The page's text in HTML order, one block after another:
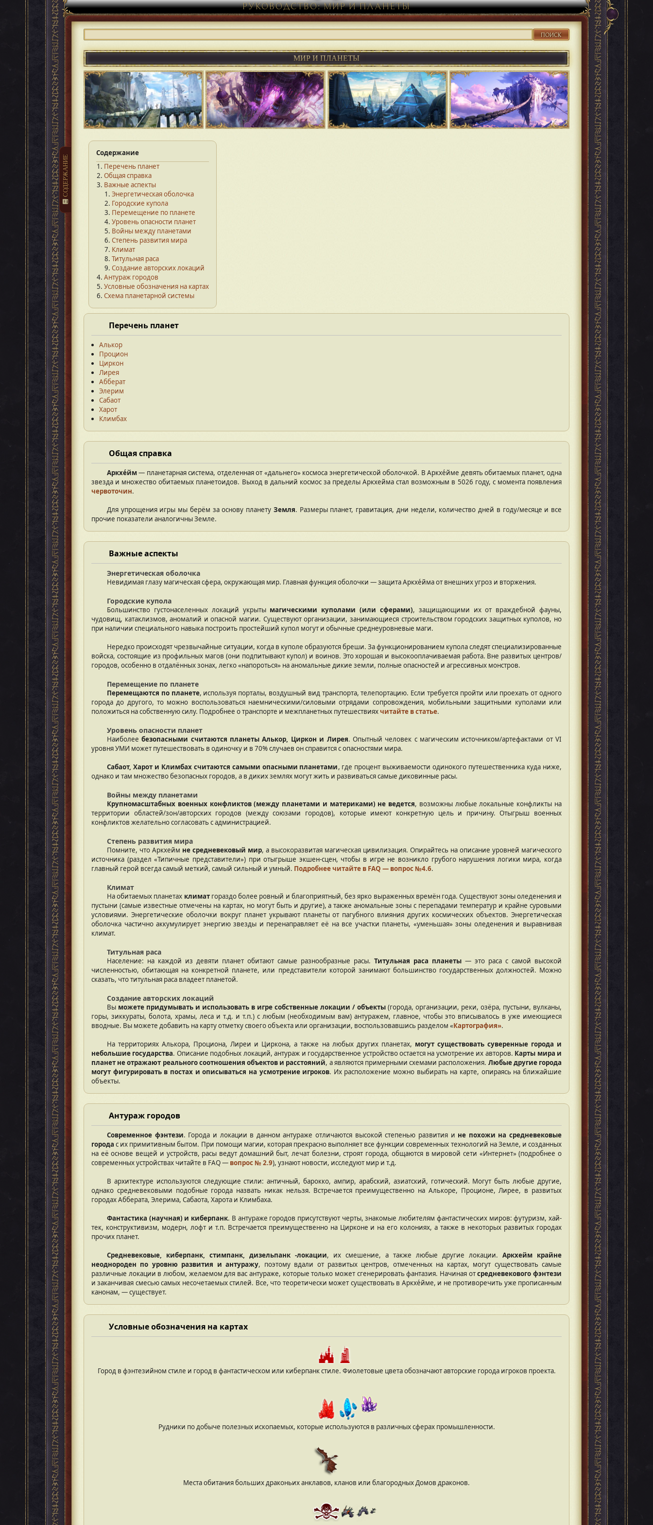
РУКОВОДСТВО: МИР И ПЛАНЕТЫ
СОДЕРЖАНИЕ
ПОИСК
МИР И ПЛАНЕТЫ
Содержание
Перечень планет
Общая справка
Важные аспекты
Энергетическая оболочка
Городские купола
Перемещение по планете
Уровень опасности планет
Войны между планетами
Степень развития мира
Климат
Титульная раса
Создание авторских локаций
Антураж городов
Условные обозначения на картах
Схема планетарной системы
Перечень планет
Алькор
Процион
Циркон
Лирея
Абберат
Элерим
Сабаот
Харот
Климбах
Общая справка
Аркхе́йм— планетарная система, отделенная от «дальнего» космоса энергетической оболочкой. В Аркхе́йме девять обитаемых планет, одна
звезда и множество обитаемых планетоидов. Выход в дальний космос за пределы Аркхейма стал возможным в 5026 году, с момента появления
червоточин.
Для упрощения игры мы берём за основу планету Земля. Размеры планет, гравитация, дни недели, количество дней в году/месяце и все
прочие показатели аналогичны Земле.
Важные аспекты
Энергетическая оболочка
Невидимая глазу магическая сфера, окружающая мир. Главная функция оболочки — защита Аркхе́йма от внешних угроз и вторжения.
Городские купола
Большинство густонаселенных локаций укрыты магическими куполами (или сферами), защищающими их от враждебной фауны,
чудовищ, катаклизмов, аномалий и опасной магии. Существуют организации, занимающиеся строительством городских защитных куполов, но
при наличии специального навыка построить простейший купол могут и обычные среднеуровневые маги.
Нередко происходят чрезвычайные ситуации, когда в куполе образуются бреши. За функционированием купола следят специализированные
войска, состоящие из профильных магов (они подпитывают купол) и воинов. Это хорошая и высокооплачиваемая работа. Вне развитых центров/
городов, особенно в отдалённых зонах, легко «напороться» на аномальные дикие земли, полные опасностей и агрессивных монстров.
Перемещение по планете
Перемещаются по планете, используя порталы, воздушный вид транспорта, телепортацию. Если требуется пройти или проехать от одного
города до другого, то можно воспользоваться наемническими/силовыми отрядами сопровождения, мобильными защитными куполами или
положиться на собственную силу. Подробнее о транспорте и межпланетных путешествияхчитайте в статье.
Уровень опасности планет
Наиболеебезопасными считаются планеты Алькор, Циркон и Лирея. Опытный человек с магическим источником/артефактами от VI
уровня УМИ может путешествовать в одиночку и в 70% случаев он справится с опасностями мира.
Сабаот, Харот и Климбах считаются самыми опасными планетами, где процент выживаемости одинокого путешественника куда ниже,
однако и там множество безопасных городов, а в диких землях могут жить и развиваться самые диковинные расы.
Войны между планетами
Крупномасштабных военных конфликтов (между планетами и материками) не ведется, возможны любые локальные конфликты на
территории областей/зон/авторских городов (между союзами городов), которые имеют конкретную цель и причину. Отыгрыш военных
конфликтов желательно согласовать с администрацией.
Степень развития мира
Помните, что Аркхейм не средневековый мир, а высокоразвитая магическая цивилизация. Опирайтесь на описание уровней магического
источника (раздел «Типичные представители») при отыгрыше экшен-сцен, чтобы в игре не возникло грубого нарушения логики мира, когда
главный герой всегда самый меткий, самый сильный и умный. Подробнее читайте в FAQ — вопрос №4.6.
Климат
На обитаемых планетах климатгораздо более ровный и благоприятный, без ярко выраженных времён года. Существуют зоны оледенения и
пустыни (самые известные отмечены на картах, но могут быть и другие), а также аномальные зоны с перепадами температур и крайне суровыми
условиями. Энергетические оболочки вокруг планет укрывают планеты от пагубного влияния других космических объектов. Энергетическая
оболочка частично аккумулирует энергию звезды и перенаправляет её на все участки планеты, «уменьшая» зоны оледенения и выравнивая
климат.
Титульная раса
Население: на каждой из девяти планет обитают самые разнообразные расы. Титульная раса планеты — это раса с самой высокой
численностью, обитающая на конкретной планете, или представители которой занимают большинство государственных должностей. Можно
сказать, что титульная раса владеет планетой.
Создание авторских локаций
Вы можете придумывать и использовать в игре собственные локации / объекты (города, организации, реки, озёра, пустыни, вулканы,
горы, зиккураты, болота, храмы, леса и т.д. и т.п.) с любым (необходимым вам) антуражем, главное, чтобы это вписывалось в уже имеющиеся
вводные. Вы можете добавить на карту отметку своего объекта или организации, воспользовавшись разделом «Картография».
На территориях Алькора, Проциона, Лиреи и Циркона, а также на любых других планетах, могут существовать суверенные города и
небольшие государства. Описание подобных локаций, антураж и государственное устройство остается на усмотрение их авторов. Карты мира и
планет не отражают реального соотношения объектов и расстояний, а являются примерными схемами расположения. Любые другие города
могут фигурировать в постах и описываться на усмотрение игроков. Их расположение можно выбирать на карте, опираясь на ближайшие
объекты.
Антураж городов
Современное фэнтези. Города и локации в данном антураже отличаются высокой степенью развития и не похожи на средневековые
города с их примитивным бытом. При помощи магии, которая прекрасно выполняет все функции современных технологий на Земле, и созданных
на её основе вещей и устройств, расы ведут домашний быт, лечат болезни, строят города, общаются в мировой сети «Интернет» (подробнее о
современных устройствах читайте в FAQ — вопрос № 2.9), узнают новости, исследуют мир и т.д.
В архитектуре используются следующие стили: античный, барокко, ампир, арабский, азиатский, готический. Могут быть любые другие,
однако средневековыми подобные города назвать никак нельзя. Встречается преимущественно на Алькоре, Проционе, Лирее, в развитых
городах Абберата, Элерима, Сабаота, Харота и Климбаха.
Фантастика (научная) и киберпанк. В антураже городов присутствуют черты, знакомые любителям фантастических миров: футуризм, хай-
тек, конструктивизм, модерн, лофт и т.п. Встречается преимущественно на Цирконе и на его колониях, а также в некоторых развитых городах
прочих планет.
Средневековые, киберпанк, стимпанк, дизельпанк -локации, их смешение, а также любые другие локации. Аркхейм крайне
неоднороден по уровню развития и антуражу, поэтому вдали от развитых центров, отмеченных на картах, могут существовать самые
различные локации в любом, желаемом для вас антураже, которые только может сгенерировать фантазия. Начиная отсредневекового фэнтези
и заканчивая смесью самых несочетаемых стилей. Все, что теоретически может существовать в Аркхе́йме, и не противоречить уже прописанным
канонам, — существует.
Условные обозначения на картах
Город в фэнтезийном стиле и город в фантастическом или киберпанк стиле. Фиолетовые цвета обозначают авторские города игроков проекта.
Рудники по добыче полезных ископаемых, которые используются в различных сферах промышленности.
Места обитания больших драконьих анклавов, кланов или благородных Домов драконов.